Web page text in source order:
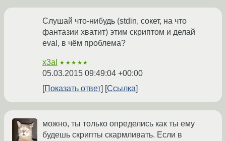
Слушай что-нибудь (stdin, сокет, на что
фантазии хватит) этим скриптом и делай
eval, в чём проблема?
x3al ★★★★★
05.03.2015 09:49:04 +00:00
Показать ответ
Ссылка
можно, ты только определись как ты ему
будешь скрипты скармливать. Если в